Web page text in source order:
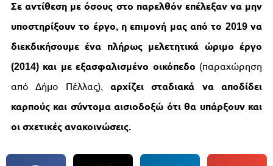
Σε αντίθεση με όσους στο παρελθόν επέλεξαν να μην
υποστηρίξουν το έργο, η επιμονή μας από το 2019 να
διεκδικήσουμε ένα πλήρως μελετητικά ώριμο έργο
(2014) και με εξασφαλισμένο οικόπεδο (παραχώρηση
από Δήμο Πέλλας), αρχίζει σταδιακά να αποδίδει
καρπούς και σύντομα αισιοδοξώ ότι θα υπάρξουν και
οι σχετικές ανακοινώσεις.